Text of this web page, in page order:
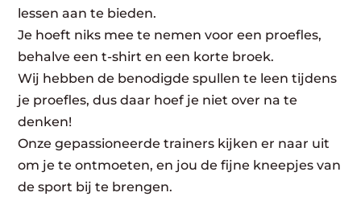
lessen aan te bieden.
Je hoeft niks mee te nemen voor een proefles,
behalve een t-shirt en een korte broek.
Wij hebben de benodigde spullen te leen tijdens
je proefles, dus daar hoef je niet over na te
denken!
Onze gepassioneerde trainers kijken er naar uit
om je te ontmoeten, en jou de fijne kneepjes van
de sport bij te brengen.